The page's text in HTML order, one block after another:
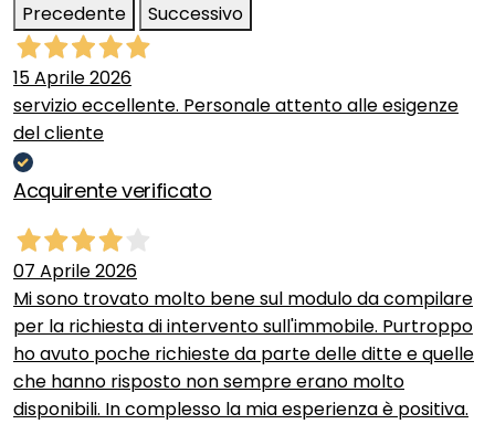
Precedente
Successivo
15 Aprile 2026
servizio eccellente. Personale attento alle esigenze
del cliente
Acquirente verificato
07 Aprile 2026
Mi sono trovato molto bene sul modulo da compilare
per la richiesta di intervento sull'immobile. Purtroppo
ho avuto poche richieste da parte delle ditte e quelle
che hanno risposto non sempre erano molto
disponibili. In complesso la mia esperienza è positiva.